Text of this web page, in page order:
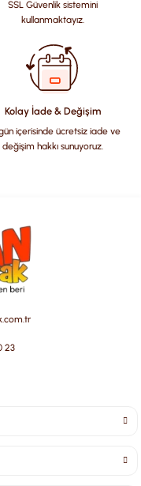
SSL Güvenlik sistemini
kullanmaktayız.
Kolay İade & Değişim
içerisinde ücretsiz iade ve
değişim hakkı sunuyoruz.
23